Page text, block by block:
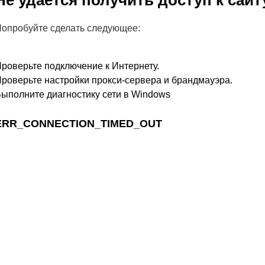
сделать следующее:
подключение к Интернету.
настройки прокси-сервера и брандмауэра.
диагностику сети в Windows